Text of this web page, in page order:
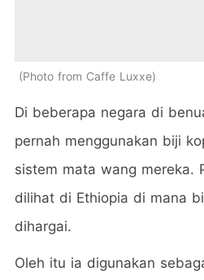
Photo from Caffe Luxxe
Di beberapa negara di
pernah menggunakan biji
sistem mata wang mereka.
dilihat di Ethiopia di mana
dihargai.
Oleh itu ia digunakan